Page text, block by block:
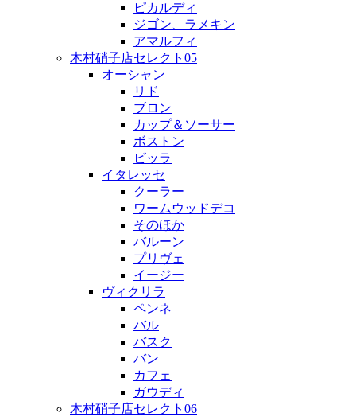
ピカルディ
ジゴン、ラメキン
アマルフィ
木村硝子店セレクト05
オーシャン
リド
ブロン
カップ＆ソーサー
ボストン
ビッラ
イタレッセ
クーラー
ワームウッドデコ
そのほか
バルーン
プリヴェ
イージー
ヴィクリラ
ペンネ
バル
バスク
バン
カフェ
ガウディ
木村硝子店セレクト06